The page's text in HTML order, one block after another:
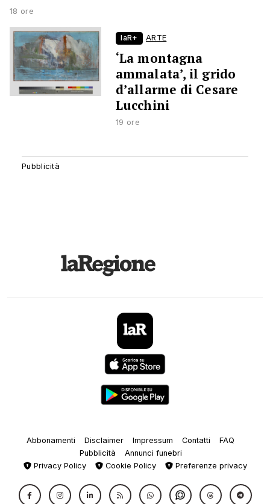
18 ore
laR+ ARTE
‘La montagna
ammalata’, il grido
d’allarme di Cesare
Lucchini
19 ore
Abbonamenti Disclaimer Impressum Contatti
FAQ
Pubblicità
Annunci funebri
Privacy Policy
Cookie Policy Preferenze privacy